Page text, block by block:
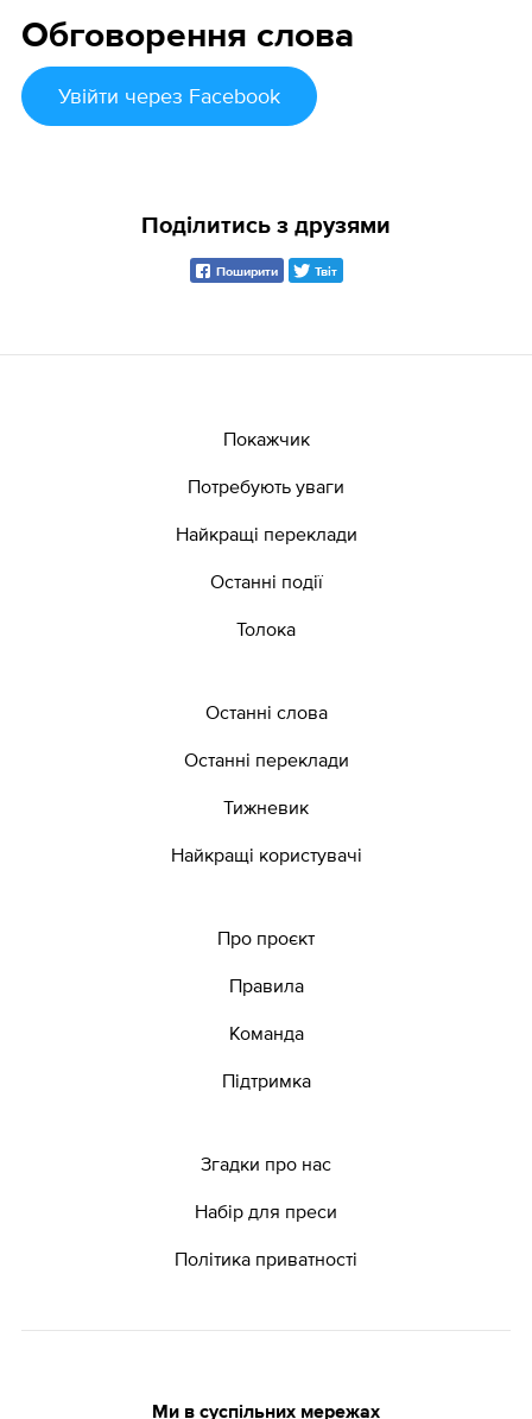
Обговорення слова
Увійти через Facebook
Поділитись з друзями
Поширити Твіт
Покажчик
Потребують уваги
Найкращі переклади
Останні події
Толока
Останні слова
Останні переклади
Тижневик
Найкращі користувачі
Про проєкт
Правила
Команда
Підтримка
Згадки про нас
Набір для преси
Політика приватності
Ми в суспільних мережах